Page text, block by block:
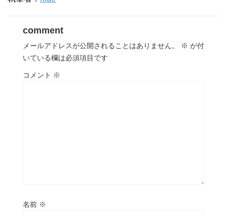
comment
メールアドレスが公開されることはありません。 ※ が付
いている欄は必須項目です
コメント ※
名前 ※